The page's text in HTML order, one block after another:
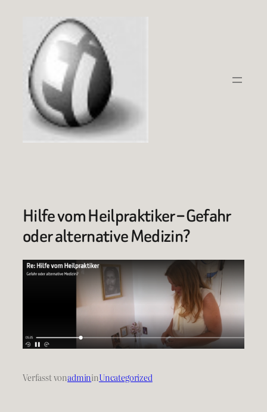
springen
Hilfe vom Heilpraktiker – Gefahr
oder alternative Medizin?
Verfasst vonadmininUncategorized